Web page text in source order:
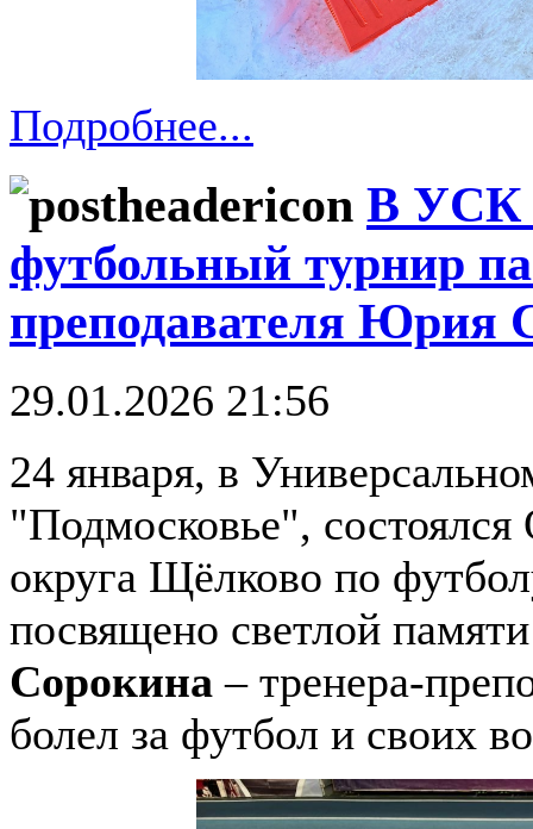
Подробнее...
В УСК
футбольный турнир
преподавателя Юрия
29.01.2026 21:56
24 января, в
"Подмосковье",
округа Щёлково по
посвящено светлой
Сорокина – тренера-
болел за футбол и своих